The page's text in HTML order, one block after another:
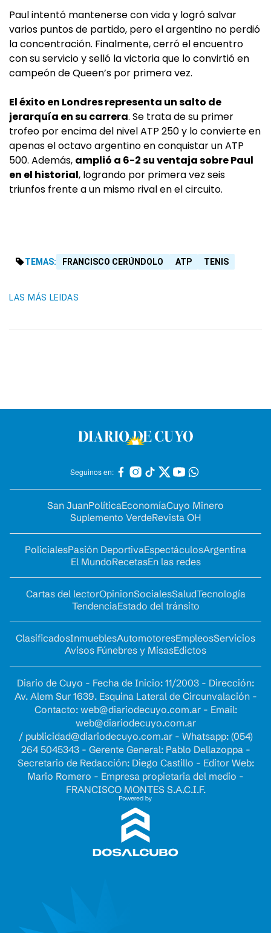
Paul intentó mantenerse con vida y logró salvar
varios puntos de partido, pero el argentino no perdió
la concentración. Finalmente, cerró el encuentro
con su servicio y selló la victoria que lo convirtió en
campeón de Queen’s por primera vez.
El éxito en Londres representa un salto de
jerarquía en su carrera. Se trata de su primer
trofeo por encima del nivel ATP 250 y lo convierte en
apenas el octavo argentino en conquistar un ATP
500. Además, amplió a 6-2 su ventaja sobre Paul
en el historial, logrando por primera vez seis
triunfos frente a un mismo rival en el circuito.
TEMAS: FRANCISCO CERÚNDOLO ATP TENIS
LAS MÁS LEIDAS
Seguinos en:
San JuanPolíticaEconomíaCuyo Minero
Suplemento VerdeRevista OH
PolicialesPasión DeportivaEspectáculosArgentina
El MundoRecetasEn las redes
Cartas del lectorOpinionSocialesSaludTecnología
TendenciaEstado del tránsito
ClasificadosInmueblesAutomotoresEmpleosServicios
Avisos Fúnebres y MisasEdictos
Diario de Cuyo - Fecha de Inicio: 11/2003 - Dirección:
Av. Alem Sur 1639. Esquina Lateral de Circunvalación -
Contacto: web@diariodecuyo.com.ar- Email:
web@diariodecuyo.com.ar
/ publicidad@diariodecuyo.com.ar- Whatsapp: (054)
264 5045343 - Gerente General: Pablo Dellazoppa -
Secretario de Redacción: Diego Castillo - Editor Web:
Mario Romero - Empresa propietaria del medio -
FRANCISCO MONTES S.A.C.I.F.